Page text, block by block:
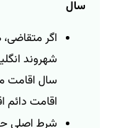
سال
اگر
سال اقامت
اقامت دائم
شرط اصلی